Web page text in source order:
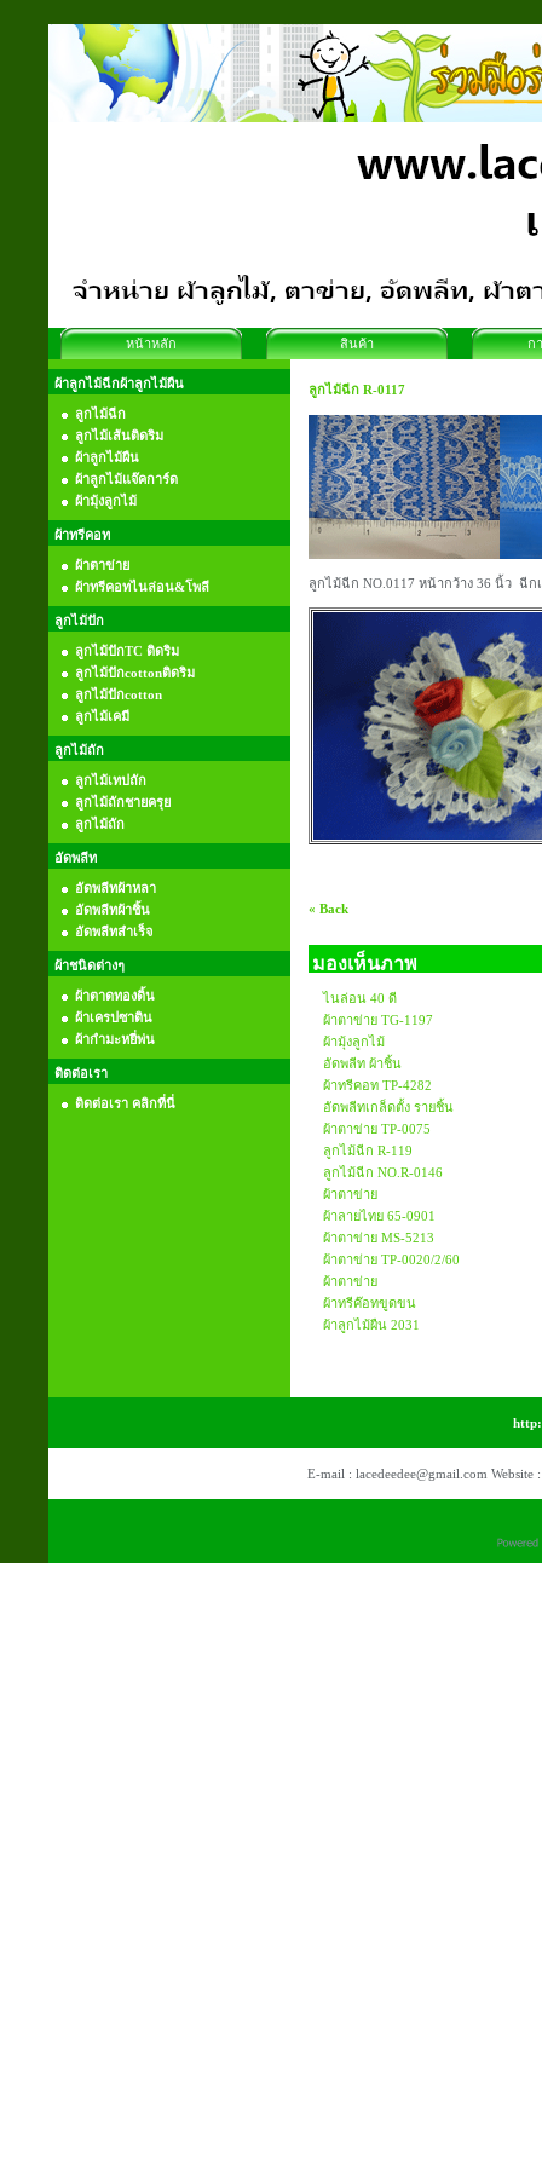
หน้าหลัก สินค้า ก
ผ้าลูกไม้ฉีกผ้าลูกไม้ผืน
ลูกไม้ฉีก
ลูกไม้เส้นติดริม
ผ้าลูกไม้ผืน
ผ้าลูกไม้แจ๊คการ์ด
ผ้ามุ้งลูกไม้
ผ้าทรีคอท
ผ้าตาข่าย
ผ้าทรีคอทไนล่อน&โพลี
ลูกไม้ปัก
ลูกไม้ปักTC ติดริม
ลูกไม้ปักcottonติดริม
ลูกไม้ปักcotton
ลูกไม้เคมี
ลูกไม้ถัก
ลูกไม้เทปถัก
ลูกไม้ถักชายครุย
ลูกไม้ถัก
อัดพลีท
อัดพลีทผ้าหลา
อัดพลีทผ้าชิ้น
อัดพลีทสำเร็จ
ผ้าชนิดต่างๆ
ผ้าตาดทองดิ้น
ผ้าเครปซาติน
ผ้ากำมะหยี่พ่น
ติดต่อเรา
ติดต่อเรา คลิกที่นี่
ลูกไม้ฉีก R-0117
ลูกไม้ฉีก NO.0117 หน้ากว้าง 36 นิ้ว ฉี
« Back
มองเห็นภาพ
ไนล่อน 40 ดี
ผ้าตาข่าย TG-1197
ผ้ามุ้งลูกไม้
อัดพลีท ผ้าชิ้น
ผ้าทรีคอท TP-4282
อัดพลีทเกล็ดตั้ง รายชิ้น
ผ้าตาข่าย TP-0075
ลูกไม้ฉีก R-119
ลูกไม้ฉีก NO.R-0146
ผ้าตาข่าย
ผ้าลายไทย 65-0901
ผ้าตาข่าย MS-5213
ผ้าตาข่าย TP-0020/2/60
ผ้าตาข่าย
ผ้าทรีค๊อทขูดขน
ผ้าลูกไม้ผืน 2031
E-mail : lacedeedee@gmail.com